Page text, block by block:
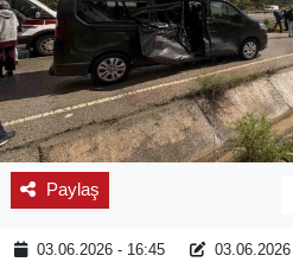
Paylaş
03.06.2026 - 16:45